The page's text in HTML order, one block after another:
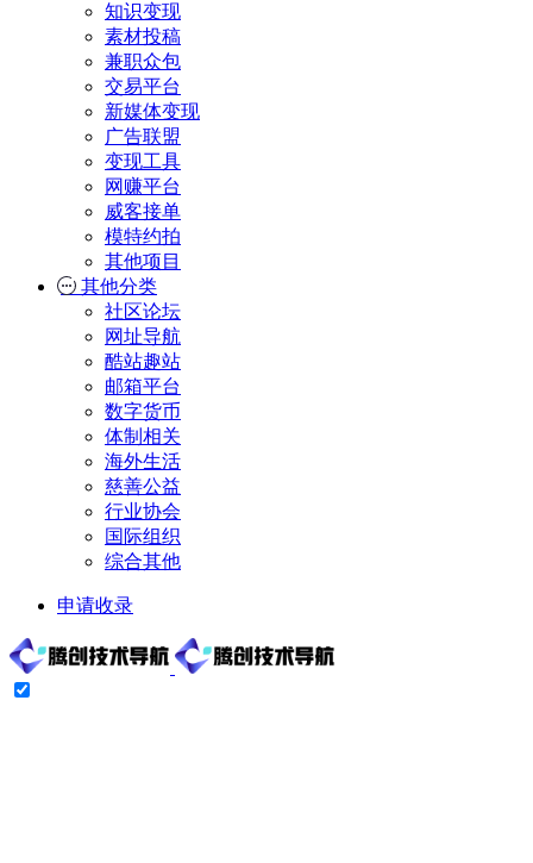
知识变现
素材投稿
兼职众包
交易平台
新媒体变现
广告联盟
变现工具
网赚平台
威客接单
模特约拍
其他项目
其他分类
社区论坛
网址导航
酷站趣站
邮箱平台
数字货币
体制相关
海外生活
慈善公益
行业协会
国际组织
综合其他
申请收录